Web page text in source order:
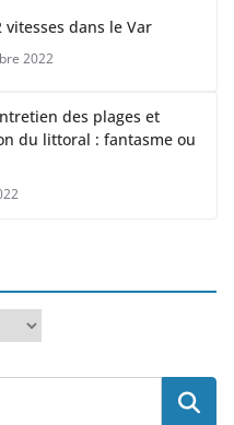
vitesses dans le Var
2022
des plages et
du littoral : fantasme ou